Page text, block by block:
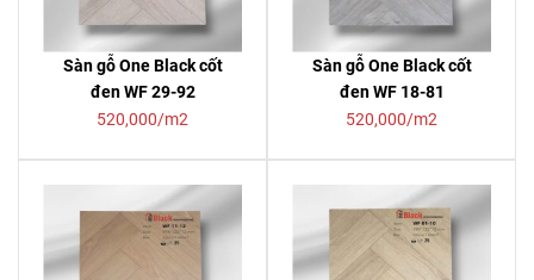
Sàn gỗ One Black cốt
đen WF 29-92
520,000/m2
Sàn gỗ One Black cốt
đen WF 18-81
520,000/m2